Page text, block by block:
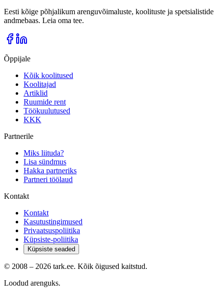
Eesti kõige põhjalikum arenguvõimaluste, koolituste ja spetsialistide
andmebaas. Leia oma tee.
Õppijale
Kõik koolitused
Koolitajad
Artiklid
Ruumide rent
Töökuulutused
KKK
Partnerile
Miks liituda?
Lisa sündmus
Hakka partneriks
Partneri töölaud
Kontakt
Kontakt
Kasutustingimused
Privaatsuspoliitika
Küpsiste-poliitika
Küpsiste seaded
© 2008 – 2026 tark.ee. Kõik õigused kaitstud.
Loodud arenguks.